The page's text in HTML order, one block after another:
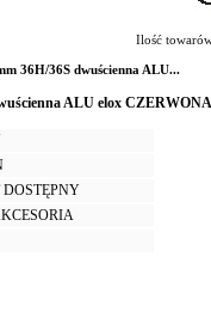
Ilość
36H/36S dwuścienna ALU...
ALU elox